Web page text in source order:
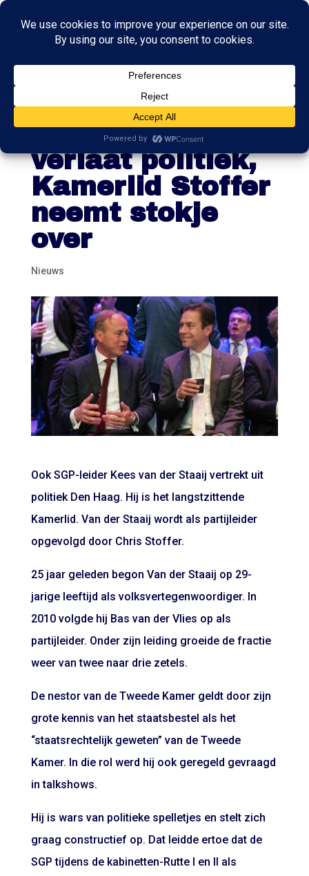
Nestor Van der
Staaij (SGP)
verlaat politiek,
Kamerlid Stoffer
neemt stokje
over
Nieuws
Ook SGP-leider Kees van der Staaij vertrekt uit
politiek Den Haag. Hij is het langstzittende
Kamerlid. Van der Staaij wordt als partijleider
opgevolgd door Chris Stoffer.
25 jaar geleden begon Van der Staaij op 29-
jarige leeftijd als volksvertegenwoordiger. In
2010 volgde hij Bas van der Vlies op als
partijleider. Onder zijn leiding groeide de fractie
weer van twee naar drie zetels.
De nestor van de Tweede Kamer geldt door zijn
grote kennis van het staatsbestel als het
“staatsrechtelijk geweten” van de Tweede
Kamer. In die rol werd hij ook geregeld gevraagd
in talkshows.
Hij is wars van politieke spelletjes en stelt zich
graag constructief op. Dat leidde ertoe dat de
SGP tijdens de kabinetten-Rutte I en II als